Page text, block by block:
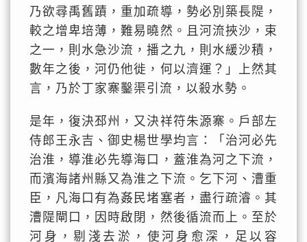
乃欲尋禹舊蹟，重加疏導，勢必別築長隄，
較之增卑培薄，難易曉然。且河流挾沙，束
之一，則水急沙流，播之九，則水緩沙積，
數年之後，河仍他徙，何以濟運？」上然其
言，乃於丁家寨鑿渠引流，以殺水勢。
是年，復決邳州，又決祥符朱源寨。戶部左
侍郎王永吉、御史楊世學均言：「治河必先
治淮，導淮必先導海口，蓋淮為河之下流，
而濱海諸州縣又為淮之下流。乞下河、漕重
臣，凡海口有為姦民堵塞者，盡行疏濬。其
漕隄閘口，因時啟閉，然後循流而上。至於
河身，剔淺去淤，使河身愈深，足以容